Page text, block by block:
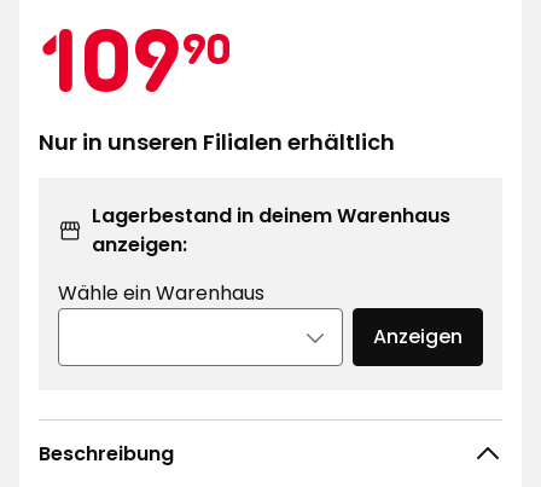
Aktionspreis
10990
€
Nur in unseren Filialen erhältlich
Lagerbestand in deinem Warenhaus
anzeigen:
Wähle ein Warenhaus
Anzeigen
Beschreibung